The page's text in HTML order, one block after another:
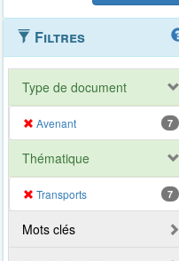
Filtres
Type de document
Avenant 7
Thématique
Transports 7
Mots clés